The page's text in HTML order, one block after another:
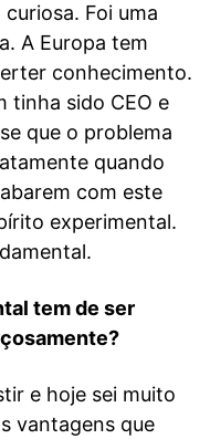
Foi uma
A Europa tem
conhecimento.
tinha sido CEO e
que o problema
quando
com este
experimental.
tem de ser
e hoje sei muito
vantagens que